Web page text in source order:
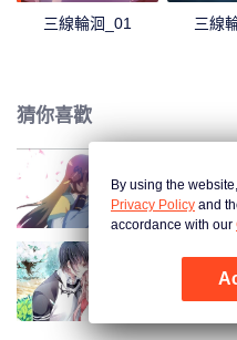
三線輪洄_01 三線
猜你喜歡
盛世妝娘
國民老
By using the
Privacy Policy and
accordance with our